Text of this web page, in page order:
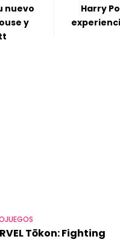
nuevo
y
Harry
Tōkon: Fighting